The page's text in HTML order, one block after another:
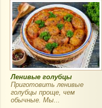
Ленивые голубцы
Приготовить ленивые
голубцы проще, чем
обычные. Мы...